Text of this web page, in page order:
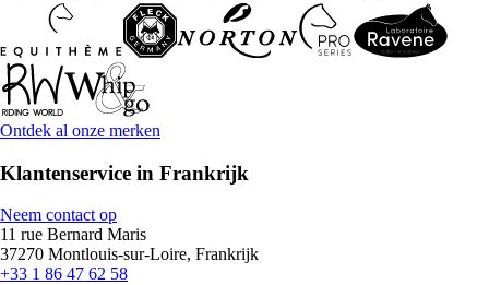
Ontdek al onze merken
Klantenservice in Frankrijk
Neem contact op
11 rue Bernard Maris
37270 Montlouis-sur-Loire, Frankrijk
+33 1 86 47 62 58